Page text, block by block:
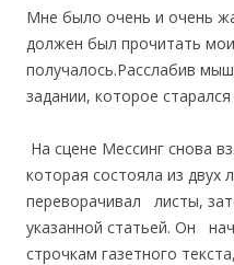
Мне было очень и очень
должен был прочитать
получалось.Расслабив
задании, которое
На сцене Мессинг снова
которая состояла из двух
переворачивал листы,
указанной статьей. Он
строчкам газетного